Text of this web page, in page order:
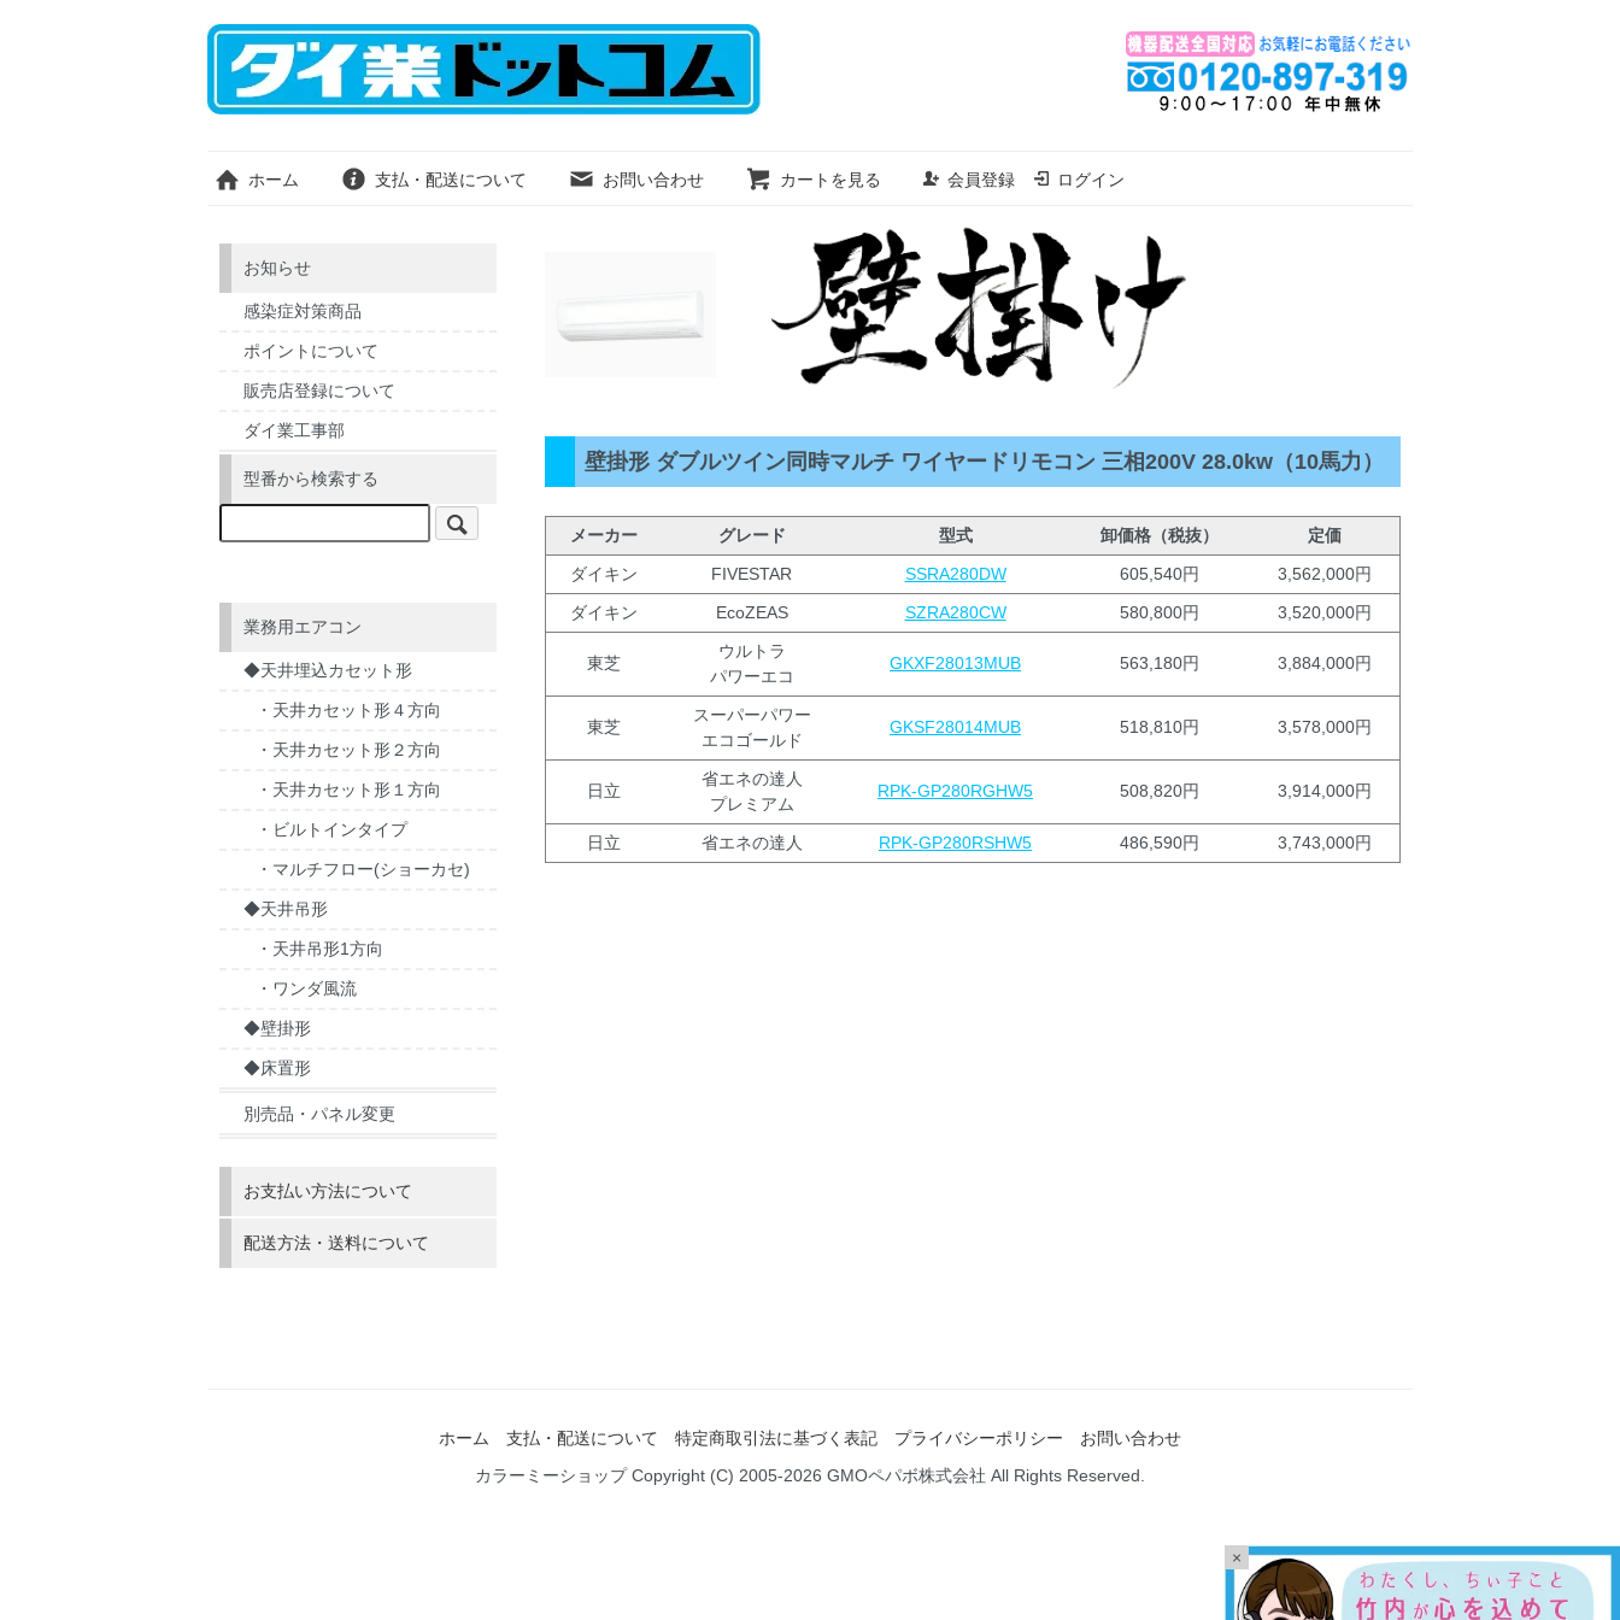
×
ホーム 支払・配送について お問い合わせ カートを見る 会員登録 ログイン
壁掛形 ダブルツイン同時マルチ ワイヤードリモコン 三相200V 28.0kw（10馬力）
メーカー グレード 型式 卸価格（税抜）
定価
ダイキン
FIVESTAR SSRA280DW 605,540円
3,562,000円
ダイキン
EcoZEAS SZRA280CW 580,800円 3,520,000円
東芝
ウルトラ
パワーエコ
GKXF28013MUB 563,180円 3,884,000円
東芝
スーパーパワー
エコゴールド
GKSF28014MUB 518,810円 3,578,000円
日立
省エネの達人
プレミアム
RPK-GP280RGHW5 508,820円 3,914,000円
日立 省エネの達人 RPK-GP280RSHW5 486,590円 3,743,000円
お知らせ
感染症対策商品
ポイントについて
販売店登録について
ダイ業工事部
型番から検索する
業務用エアコン
◆天井埋込カセット形
・天井カセット形４方向
・天井カセット形２方向
・天井カセット形１方向
・ビルトインタイプ
・マルチフロー(ショーカセ)
◆天井吊形
・天井吊形1方向
・ワンダ風流
◆壁掛形
◆床置形
別売品・パネル変更
お支払い方法について
配送方法・送料について
ホーム 支払・配送について 特定商取引法に基づく表記 プライバシーポリシー
お問い合わせ
カラーミーショップCopyright (C) 2005-2026 GMOペパボ株式会社 All Rights Reserved.